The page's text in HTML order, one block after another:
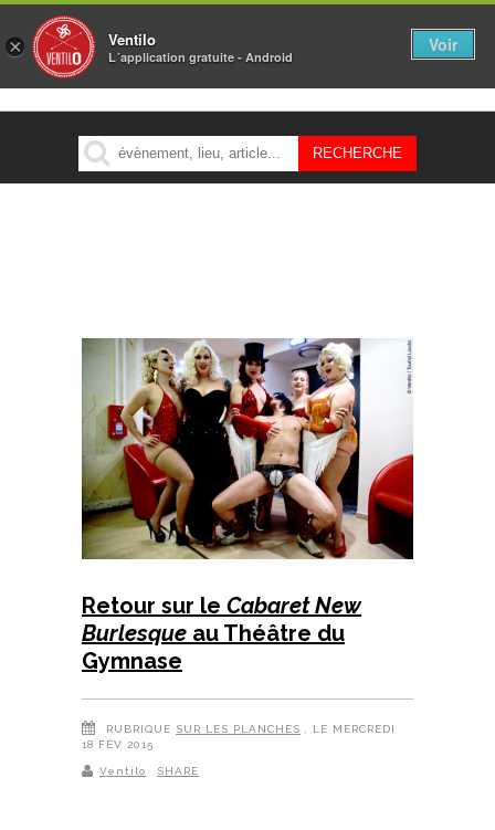
MENU
Retour sur le Cabaret New
Burlesque au Théâtre du
Gymnase
RUBRIQUE SUR LES PLANCHES
, LE MERCREDI
18 FÉV 2015
Ventilo SHARE
× Ventilo
L´application gratuite - Android
Voir